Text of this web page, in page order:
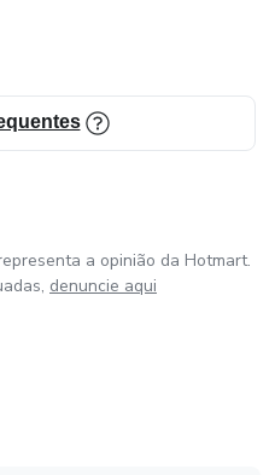
a opinião da Hotmart.
denuncie aqui